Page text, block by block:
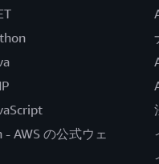
AWS の公式ウェ